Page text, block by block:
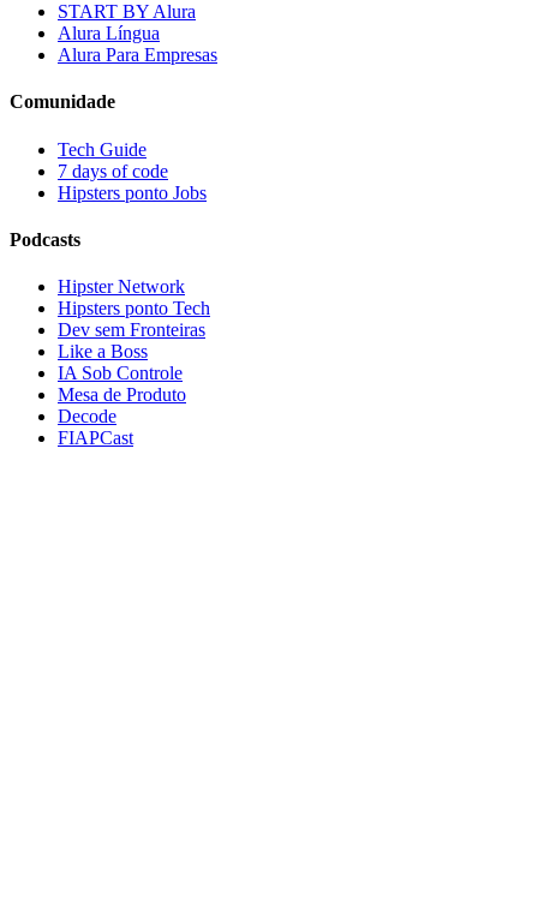
START BY Alura
Alura Língua
Alura Para Empresas
Comunidade
Tech Guide
7 days of code
Hipsters ponto Jobs
Podcasts
Hipster Network
Hipsters ponto Tech
Dev sem Fronteiras
Like a Boss
IA Sob Controle
Mesa de Produto
Decode
FIAPCast